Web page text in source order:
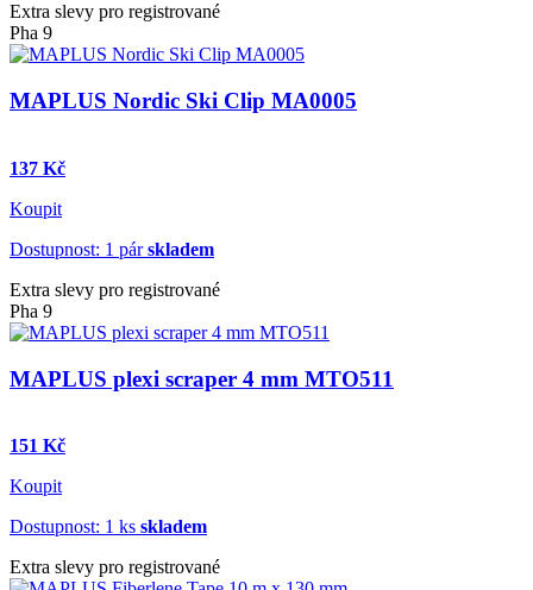
Extra slevy pro registrované
Pha 9
MAPLUS Nordic Ski Clip MA0005
137 Kč
Koupit
Dostupnost: 1 párskladem
Extra slevy pro registrované
Pha 9
MAPLUS plexi scraper 4 mm MTO511
151 Kč
Koupit
Dostupnost: 1 ks skladem
Extra slevy pro registrované